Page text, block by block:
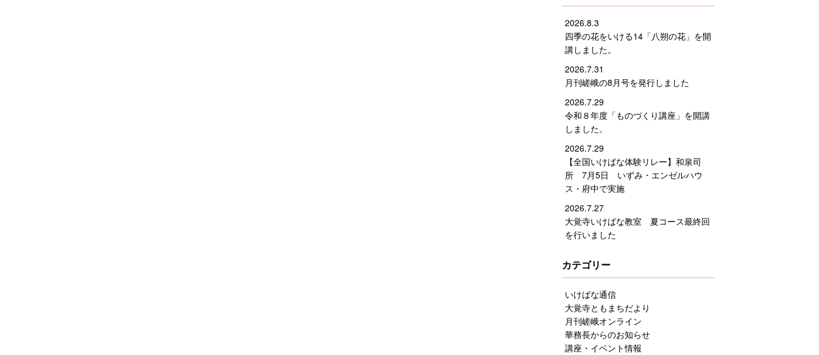
2026.8.3
四季の花をいける14「八朔の花」を開
講しました。
2026.7.31
月刊嵯峨の8月号を発行しました
2026.7.29
令和８年度「ものづくり講座」を開講
しました。
2026.7.29
【全国いけばな体験リレー】和泉司
所 7月5日 いずみ・エンゼルハウ
ス・府中で実施
2026.7.27
大覚寺いけばな教室 夏コース最終回
を行いました
カテゴリー
いけばな通信
大覚寺ともまちだより
月刊嵯峨オンライン
華務長からのお知らせ
講座・イベント情報